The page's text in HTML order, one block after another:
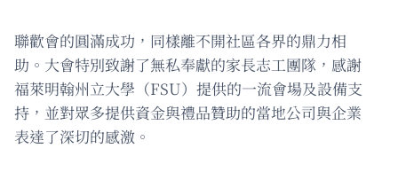
聯歡會的圓滿成功，同樣離不開社區各界的鼎力相
助。大會特別致謝了無私奉獻的家長志工團隊，感謝
福萊明翰州立大學（FSU）提供的一流會場及設備支
持，並對眾多提供資金與禮品贊助的當地公司與企業
表達了深切的感激。